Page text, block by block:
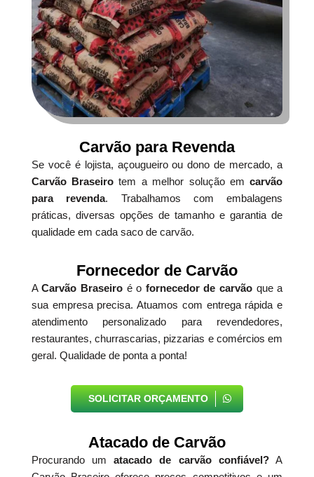
Carvão para Revenda
Se você é lojista, açougueiro ou dono de mercado, a
Carvão Braseiro tem a melhor solução emcarvão
para revenda. Trabalhamos com embalagens
práticas, diversas opções de tamanho e garantia de
qualidade em cada saco de carvão.
Fornecedor de Carvão
ACarvão Braseiro é o fornecedor de carvão que a
sua empresa precisa. Atuamos com entrega rápida e
atendimento personalizado para revendedores,
restaurantes, churrascarias, pizzarias e comércios em
geral. Qualidade de ponta a ponta!
SOLICITAR ORÇAMENTO
Atacado de Carvão
Procurando umatacado de carvão confiável?A